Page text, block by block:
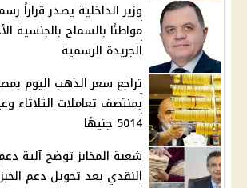
مواطنًا بالسماح بالجنسية
الجريدة الرسمية
5014 جنيهًا
شعبة المخابز توضح آلية
النقدي بعد تحويل دعم